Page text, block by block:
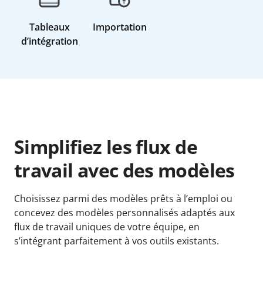
Tableaux
d’intégration
Importation
Simplifiez les flux de
travail avec des modèles
Choisissez parmi des modèles prêts à l’emploi ou
concevez des modèles personnalisés adaptés aux
flux de travail uniques de votre équipe, en
s’intégrant parfaitement à vos outils existants.